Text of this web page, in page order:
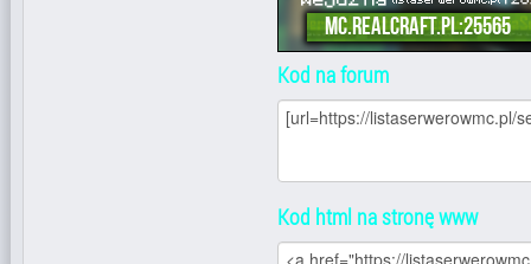
Kod na forum
Kod html na stronę www